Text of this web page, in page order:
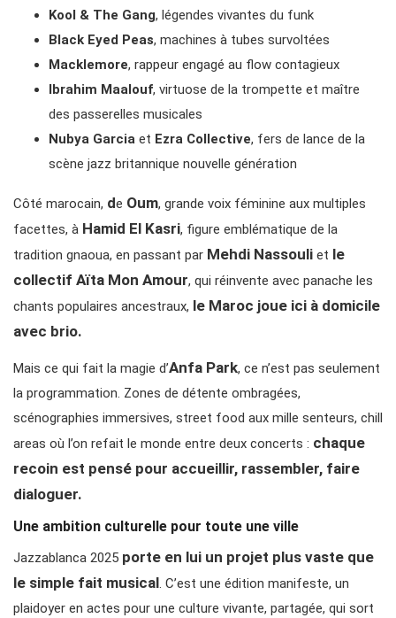
Kool & The Gang, légendes vivantes du funk
Black Eyed Peas, machines à tubes survoltées
Macklemore, rappeur engagé au flow contagieux
Ibrahim Maalouf, virtuose de la trompette et maître
des passerelles musicales
Nubya Garcia et Ezra Collective, fers de lance de la
scène jazz britannique nouvelle génération
Côté marocain, de Oum, grande voix féminine aux multiples
facettes, à Hamid El Kasri, figure emblématique de la
tradition gnaoua, en passant par Mehdi Nassouli et le
collectif Aïta Mon Amour, qui réinvente avec panache les
chants populaires ancestraux, le Maroc joue ici à domicile
avec brio.
Mais ce qui fait la magie d’Anfa Park, ce n’est pas seulement
la programmation. Zones de détente ombragées,
scénographies immersives, street food aux mille senteurs, chill
areas où l’on refait le monde entre deux concerts : chaque
recoin est pensé pour accueillir, rassembler, faire
dialoguer.
Une ambition culturelle pour toute une ville
Jazzablanca 2025 porte en lui un projet plus vaste que
le simple fait musical. C’est une édition manifeste, un
plaidoyer en actes pour une culture vivante, partagée, qui sort